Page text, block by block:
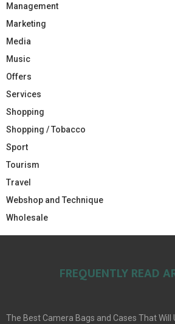
Management
Marketing
Media
Music
Offers
Services
Shopping
Shopping / Tobacco
Sport
Tourism
Travel
Webshop and Technique
Wholesale
FREQUENTLY READ
The Best Camera Bags and Cases That Will